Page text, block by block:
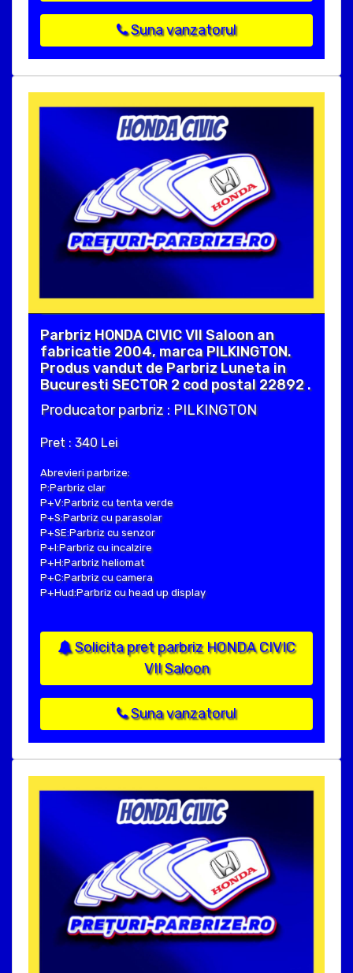
Suna vanzatorul
Parbriz HONDA CIVIC VII Saloon an
fabricatie 2004, marca PILKINGTON.
Produs vandut de Parbriz Luneta in
Bucuresti SECTOR 2 cod postal 22892 .
Producator parbriz : PILKINGTON
Pret : 340 Lei
Abrevieri parbrize:
P:Parbriz clar
P+V:Parbriz cu tenta verde
P+S:Parbriz cu parasolar
P+SE:Parbriz cu senzor
P+I:Parbriz cu incalzire
P+H:Parbriz heliomat
P+C:Parbriz cu camera
P+Hud:Parbriz cu head up display
Solicita pret parbriz HONDA CIVIC
VII Saloon
Suna vanzatorul